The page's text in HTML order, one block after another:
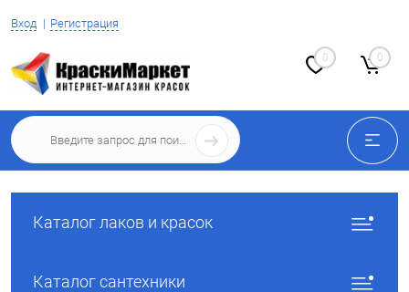
Вход Регистрация
0 0
Каталог лаков и красок
Каталог сантехники